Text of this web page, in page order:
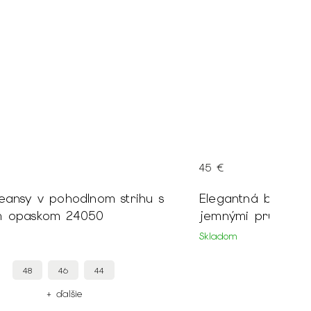
v pohodlnom strihu s
opaskom 24050
48 46 44
+ ďalšie
Elegantná biela
jemnými
Skladom
45 €